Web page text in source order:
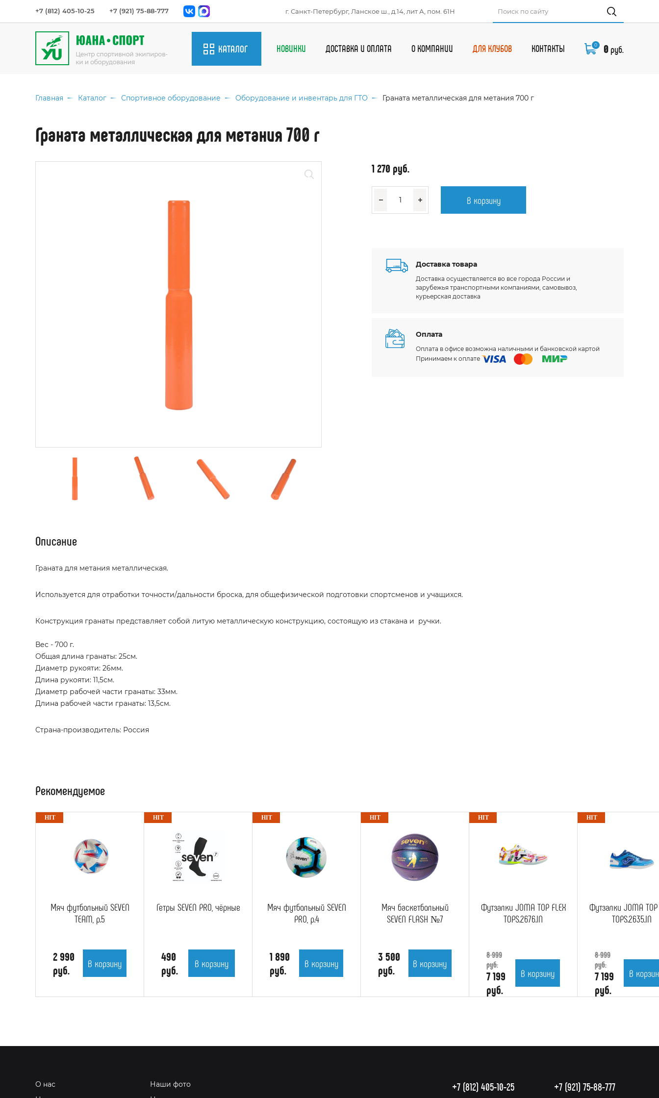
+7 (812) 405-10-25 +7 (921) 75-88-777 г. Санкт-Петербург, Ланское ш., д.14, лит А, пом. 61Н
КАТАЛОГ
Мячи
Сетки
Инвентарь и
НОВИНКИ ДОСТАВКА И ОПЛАТА О КОМПАНИИ ДЛЯ КЛУБОВ КОНТАКТЫ 0 0 руб.
Главная Каталог Спортивное оборудование Оборудование и инвентарь для ГТО Граната металлическая для метания 700 г
Граната металлическая для метания 700 г
1 270 руб.
В корзину
Доставка товара
Доставка осуществляется во все города России и
зарубежья транспортными компаниями, самовывоз,
курьерская доставка
Оплата
Оплата в офисе возможна наличными и банковской картой
Принимаем к оплате
Описание
Граната для метания металлическая.
Используется для отработки точности/дальности броска, для общефизической подготовки спортсменов и учащихся.
Конструкция гранаты представляет собой литую металлическую конструкцию, состоящую из стакана и ручки.
Вес - 700 г.
Общая длина гранаты: 25см.
Диаметр рукояти: 26мм.
Длина рукояти: 11,5см.
Диаметр рабочей части гранаты: 33мм.
Длина рабочей части гранаты: 13,5см.
Страна-производитель: Россия
Рекомендуемое
Мяч футбольный SEVEN
TEAM, р.5
2 990
руб.
В корзину
Гетры SEVEN PRO, чёрные
490
руб.
В корзину
Мяч футбольный SEVEN
PRO, р.4
1 890
руб.
В корзину
Мяч баскетбольный
SEVEN FLASH №7
3 500
руб.
В корзину
Футзалки JOMA TOP FLEX
TOPS.2676.IN
8 999
руб.
7 199
руб.
В корзину
Футзалки JOMA TOP
TOPS.2635.IN
8 999
руб.
7 199
руб.
В
О нас
Наши фото
+7 (812) 405-10-25 +7 (921) 75-88-777